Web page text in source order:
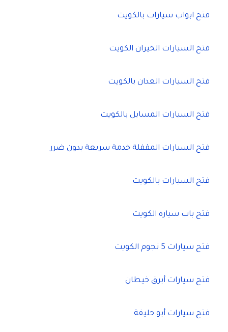
فتح ابواب سيارات بالكويت
فتح السيارات الخيران الكويت
فتح السيارات العدان بالكويت
فتح السيارات المسايل بالكويت
فتح السيارات المقفلة خدمة سريعة بدون ضرر
فتح السيارات بالكويت
فتح باب سياره الكويت
فتح سيارات 5 نجوم الكويت
فتح سيارات أبرق خيطان
فتح سيارات أبو حليفة